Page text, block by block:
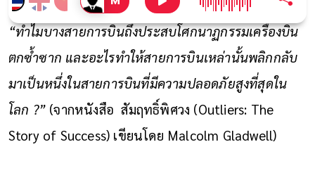
“ทำไมบางสายการบินถึงประสบโศกนาฏกรรมเครื่องบิน
ตกซ้ำซาก และอะไรทำให้สายการบินเหล่านั้นพลิกกลับ
มาเป็นหนึ่งในสายการบินที่มีความปลอดภัยสูงที่สุดใน
โลก ?” (จากหนังสือ สัมฤทธิ์พิศวง (Outliers: The
Story of Success) เขียนโดย Malcolm Gladwell)